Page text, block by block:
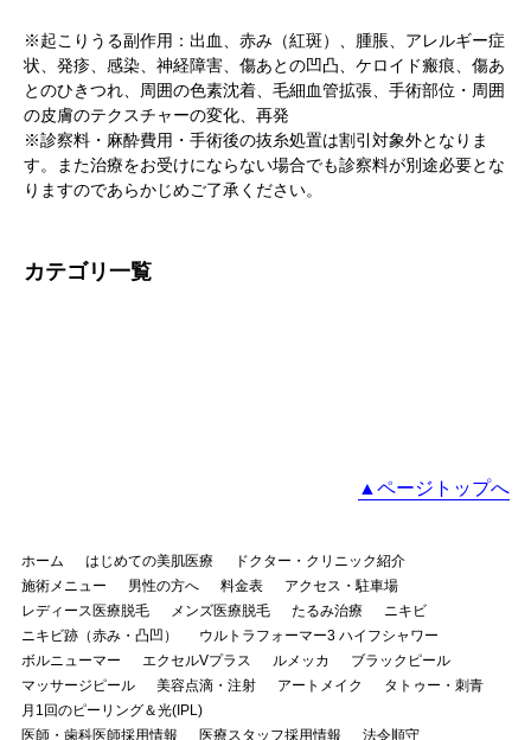
※起こりうる副作用：出血、赤み（紅斑）、腫脹、アレルギー症
状、発疹、感染、神経障害、傷あとの凹凸、ケロイド瘢痕、傷あ
とのひきつれ、周囲の色素沈着、毛細血管拡張、手術部位・周囲
の皮膚のテクスチャーの変化、再発
※診察料・麻酔費用・手術後の抜糸処置は割引対象外となりま
す。また治療をお受けにならない場合でも診察料が別途必要とな
りますのであらかじめご了承ください。
カテゴリ一覧
▲ページトップへ
ホーム はじめての美肌医療
ドクター・クリニック紹介
施術メニュー
男性の方へ 料金表
アクセス・駐車場
レディース医療脱毛
メンズ医療脱毛 たるみ治療
ニキビ
ニキビ跡（赤み・凸凹）
ウルトラフォーマー3 ハイフシャワー
ボルニューマー
エクセルVプラス ルメッカ
ブラックピール
マッサージピール
美容点滴・注射 アートメイク
タトゥー・刺青
月1回のピーリング＆光(IPL)
医師・歯科医師採用情報
医療スタッフ採用情報 法令順守